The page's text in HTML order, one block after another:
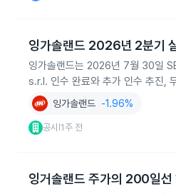
잉가솔랜드 2026년 2분기 실
잉가솔랜드는 2026년 7월 30일
s.r.l. 인수 완료와 추가 인수 추진,
잉가솔랜드 -1.96%
공시 |1주 전
잉거솔랜드 주가의 200일선